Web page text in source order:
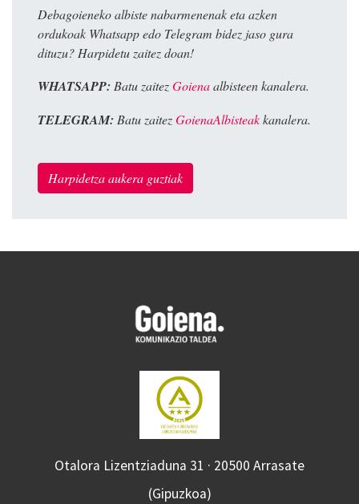
Debagoieneko albiste nabarmenenak eta azken
ordukoak Whatsapp edo Telegram bidez jaso gura
dituzu? Harpidetu zaitez doan!
WHATSAPP: Batu zaitezGoienaalbisteen kanalera.
TELEGRAM: Batu zaitezGoienaAlbisteakkanalera.
Harpidetza aukera guztiak
Otalora Lizentziaduna 31 · 20500 Arrasate
(Gipuzkoa)